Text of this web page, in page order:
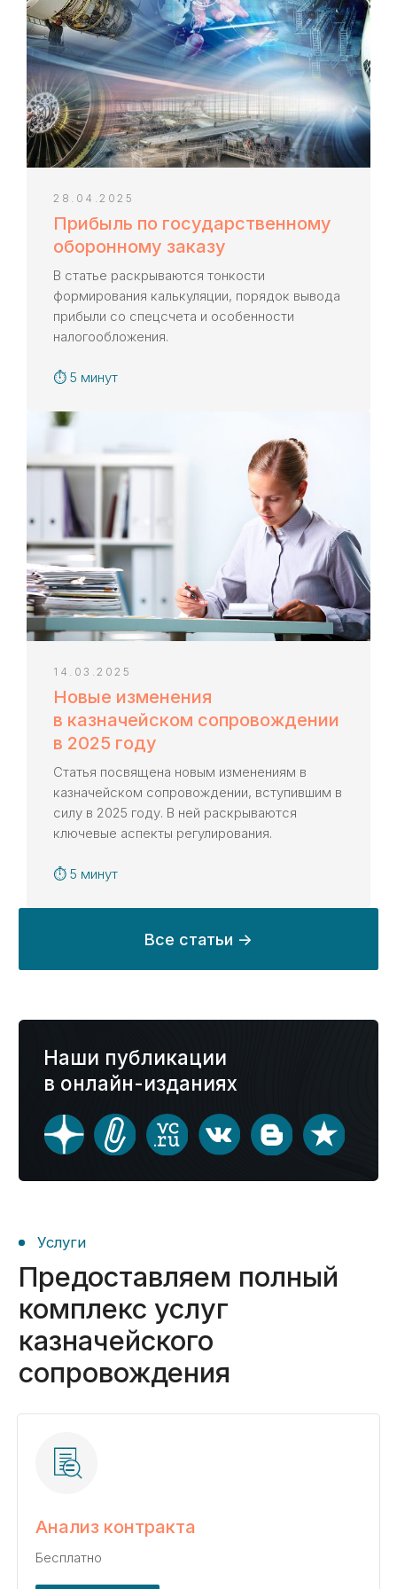
28.04.2025
Прибыль по государственному
оборонному заказу
В статье раскрываются тонкости
формирования калькуляции, порядок вывода
прибыли со спецсчета и особенности
налогообложения.
⏱ 5 минут
14.03.2025
Новые изменения
в казначейском сопровождении
в 2025 году
Статья посвящена новым изменениям в
казначейском сопровождении, вступившим в
силу в 2025 году. В ней раскрываются
ключевые аспекты регулирования.
⏱ 5 минут
Анализ контракта
Бесплатно
Ольга Осипова
Ведущий эксперт «KaznaHelp»
Биография и квалификация ->
Заказать звонок
+7 (917) 887-95-50
по всей России
© 2014-2025 Kaznahelp.ru
Политика конфиденциальности
Услуги
Информация
Контакты
Наши публикации
в онлайн-изданиях
Открытие счёта в казначействе
Бесплатный анализ контракта
Расходование средств
Раздельный учет
Получение ЭЦП
Установка ПО
Формирование РКМ
Подготовка отчетов по субсидиям и грантам
Подготовка к проверкам
Казначейское сопровождение субсидий
казначейского счета
Кейсы
Пн-Пт: 9:00 - 18:00